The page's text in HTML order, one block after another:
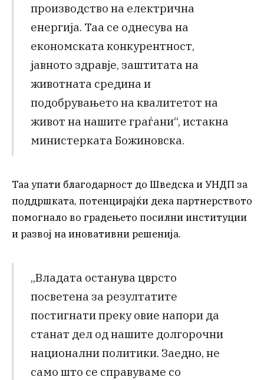
производство на електрична
енергија. Таа се однесува на
економската конкурентност,
јавното здравје, заштитата на
животната средина и
подобрувањето на квалитетот на
живот на нашите граѓани“, истакна
министерката Божиновска.
Таа упати благодарност до Шведска и УНДП за
поддршката, потенцирајќи дека партнерството
помогнало во градењето посилни институции
и развој на иновативни решенија.
„Владата останува цврсто
посветена за резултатите
постигнати преку овие напори да
станат дел од нашите долгорочни
национални политики. Заедно, не
само што се справуваме со